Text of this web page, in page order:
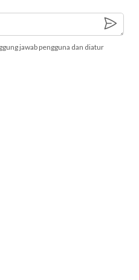
jawab pengguna dan diatur